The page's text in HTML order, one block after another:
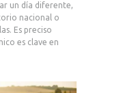
un día diferente,
nacional o
Es preciso
es clave en